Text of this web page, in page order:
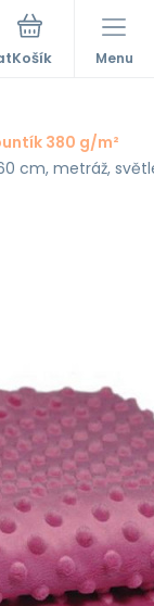
Menu
380 g/m²
cm, metráž,